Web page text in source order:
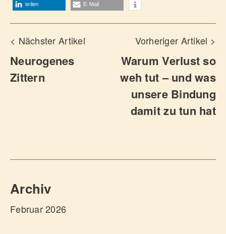
teilen E-Mail
< Nächster Artikel
Neurogenes
Zittern
Vorheriger Artikel >
Warum Verlust so
weh tut – und was
unsere Bindung
damit zu tun hat
Archiv
Februar 2026